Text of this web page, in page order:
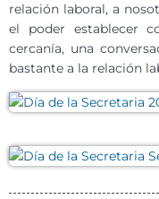
relación laboral, a
el poder establecer
cercanía, una
bastante a la relación